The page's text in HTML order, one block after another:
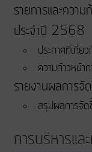
รายการและควา
ประจำปี 2568
ประกาศที่เกี่ย
ความก้าวหน้า
รายงานผลการ
สรุปผลการจัด
การบริหารแ